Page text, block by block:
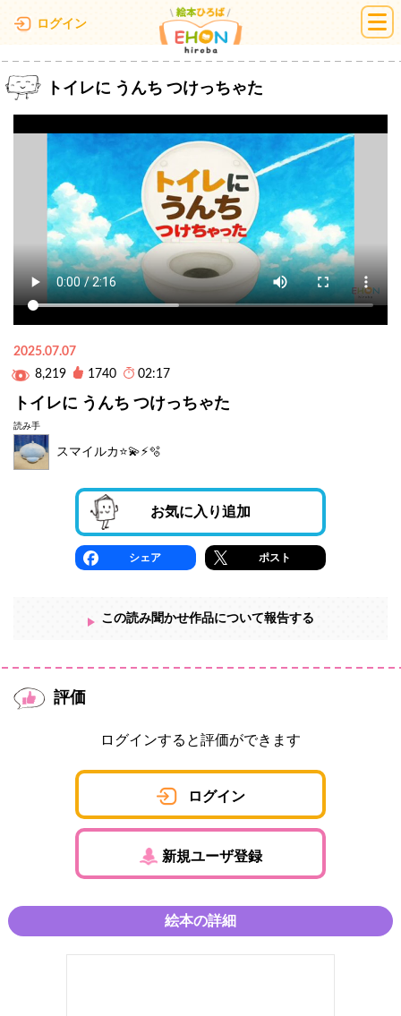
ログイン 絵本ひろば
トイレに うんち つけっちゃた
2025.07.07
8,219
1740 02:17
トイレに うんち つけっちゃた
読み手
スマイルカ⭐️💫⚡️🫧
お気に入り追加
シェア ポスト
この読み聞かせ作品について報告する
評価
ログインすると評価ができます
ログイン
新規ユーザ登録
絵本の詳細